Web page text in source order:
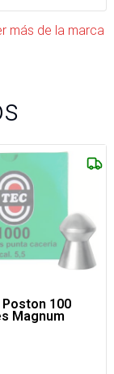
más de la marca
Poston 100
Magnum